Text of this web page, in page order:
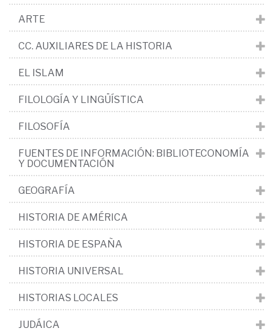
ARTE
CC. AUXILIARES DE LA HISTORIA
EL ISLAM
FILOLOGÍA Y LINGÜÍSTICA
FILOSOFÍA
FUENTES DE INFORMACIÓN: BIBLIOTECONOMÍA
Y DOCUMENTACIÓN
GEOGRAFÍA
HISTORIA DE AMÉRICA
HISTORIA DE ESPAÑA
HISTORIA UNIVERSAL
HISTORIAS LOCALES
JUDÁICA